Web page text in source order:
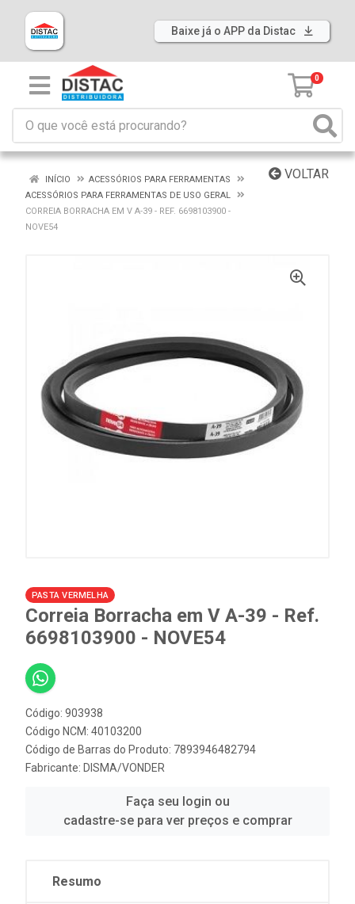
Baixe já o APP da Distac
0
VOLTAR
INÍCIO
ACESSÓRIOS PARA FERRAMENTAS
ACESSÓRIOS PARA FERRAMENTAS DE USO GERAL
CORREIA BORRACHA EM V A-39 - REF. 6698103900 -
NOVE54
PASTA VERMELHA
Correia Borracha em V A-39 - Ref.
6698103900 - NOVE54
Código: 903938
Código NCM: 40103200
Código de Barras do Produto: 7893946482794
Fabricante: DISMA/VONDER
Faça seu login ou
cadastre-se para ver preços e comprar
Resumo